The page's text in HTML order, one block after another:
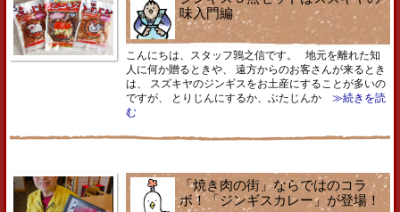
味入門編
こんにちは、スタッフ鶉之信です。 地元を離れた知
人に何か贈るときや、 遠方からのお客さんが来るとき
は、 スズキヤのジンギスをお土産にすることが多いの
ですが、 とりじんにするか、ぶたじんか ≫続きを読
む
「焼き肉の街」ならではのコラ
ボ！「ジンギスカレー」が登場！